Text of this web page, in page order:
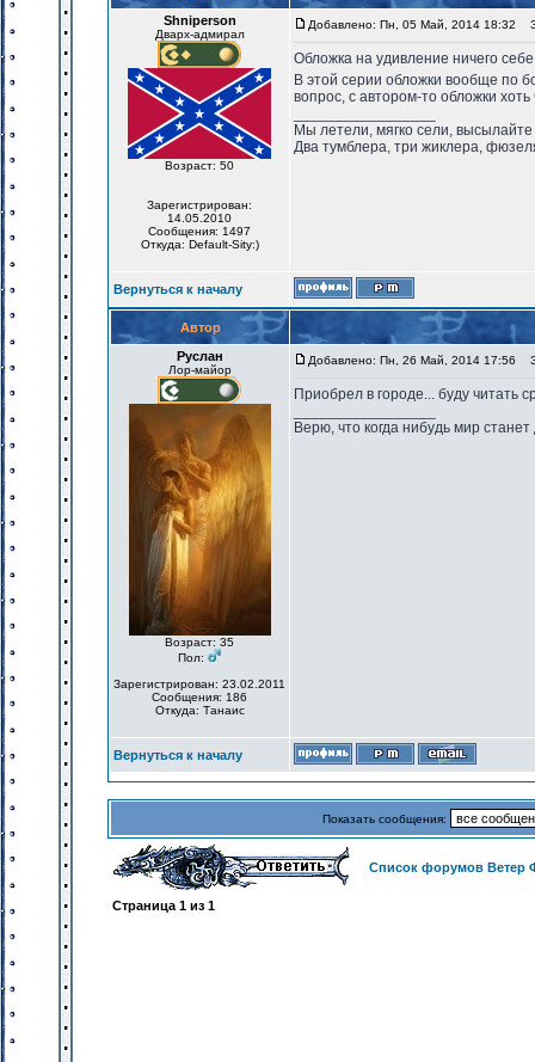
Shniperson
Дварх-адмирал
Возраст: 50
Зарегистрирован:
14.05.2010
Сообщения: 1497
Откуда: Default-Sity:)
Добавлено: Пн, 05 Май, 2014 18:32
Обложка на удивление ничего
В этой серии обложки вообще по
вопрос, с автором-то обложки хоть
Мы летели, мягко сели, высылайте
Два тумблера, три жиклера,
Вернуться к началу
Автор
Руслан
Лор-майор
Возраст: 35
Пол:
Зарегистрирован: 23.02.2011
Сообщения: 186
Откуда: Танаис
Добавлено: Пн, 26 Май, 2014 17:56
Приобрел в городе... буду читать
Верю, что когда нибудь мир
Вернуться к началу
Показать сообщения:
Список форумов Ветер
Страница 1 из 1